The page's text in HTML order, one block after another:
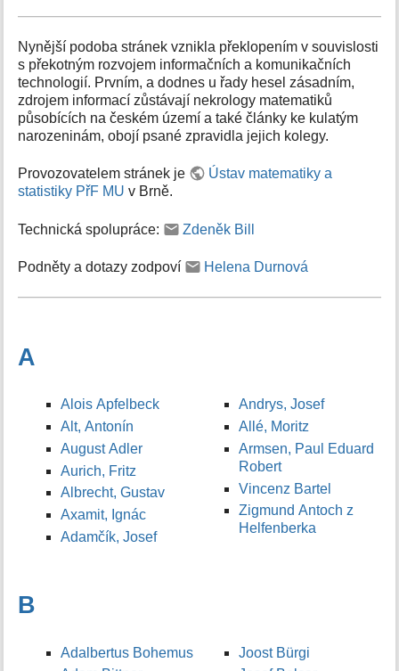
Nynější podoba stránek vznikla překlopením v souvislosti
s překotným rozvojem informačních a komunikačních
technologií. Prvním, a dodnes u řady hesel zásadním,
zdrojem informací zůstávají nekrology matematiků
působících na českém území a také články ke kulatým
narozeninám, obojí psané zpravidla jejich kolegy.
Provozovatelem stránek je
Ústav matematiky a
statistiky PřF MU v Brně.
Technická spolupráce: Zdeněk Bill
Podněty a dotazy zodpoví Helena Durnová
A
Alois Apfelbeck
Alt, Antonín
August Adler
Aurich, Fritz
Albrecht, Gustav
Axamit, Ignác
Adamčík, Josef
Andrys, Josef
Allé, Moritz
Armsen, Paul Eduard
Robert
Vincenz Bartel
Zigmund Antoch z
Helfenberka
B
Adalbertus Bohemus
Joost Bürgi